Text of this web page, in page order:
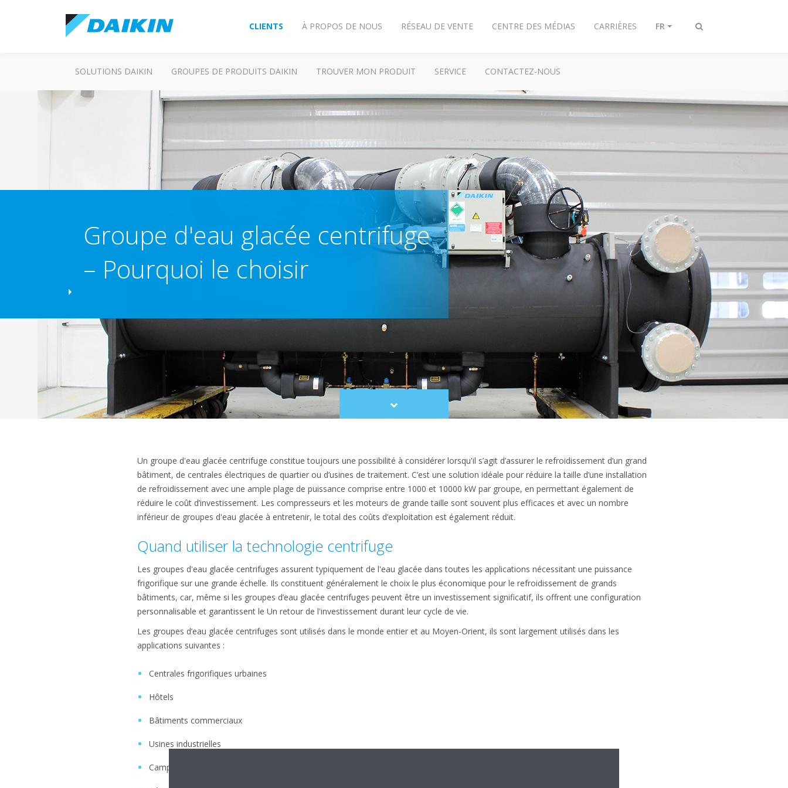
Afficher/masquer
CLIENTS À PROPOS DE NOUS RÉSEAU DE VENTE CENTRE DES MÉDIAS CARRIÈRES FR
SOLUTIONS DAIKIN GROUPES DE PRODUITS DAIKIN TROUVER MON PRODUIT SERVICE CONTACTEZ-NOUS
Groupe d'eau glacée centrifuge
– Pourquoi le choisir
Scroll
to
Un groupe d'eau glacée centrifuge constitue toujours une possibilité à considérer lorsqu'il s’agit d’assurer le refroidissement d’un grand
bâtiment, de centrales électriques de quartier ou d’usines de traitement. C’est une solution idéale pour réduire la taille d’une installation
de refroidissement avec une ample plage de puissance comprise entre 1000 et 10000 kW par groupe, en permettant également de
réduire le coût d’investissement. Les compresseurs et les moteurs de grande taille sont souvent plus efficaces et avec un nombre
inférieur de groupes d'eau glacée à entretenir, le total des coûts d’exploitation est également réduit.
Quand utiliser la technologie centrifuge
Les groupes d'eau glacée centrifuges assurent typiquement de l'eau glacée dans toutes les applications nécessitant une puissance
frigorifique sur une grande échelle. Ils constituent généralement le choix le plus économique pour le refroidissement de grands
bâtiments, car, même si les groupes d’eau glacée centrifuges peuvent être un investissement significatif, ils offrent une configuration
personnalisable et garantissent le Un retour de l'investissement durant leur cycle de vie.
Les groupes d’eau glacée centrifuges sont utilisés dans le monde entier et au Moyen-Orient, ils sont largement utilisés dans les
applications suivantes :
Centrales frigorifiques urbaines
Hôtels
Bâtiments commerciaux
Usines industrielles
Campus universitaires